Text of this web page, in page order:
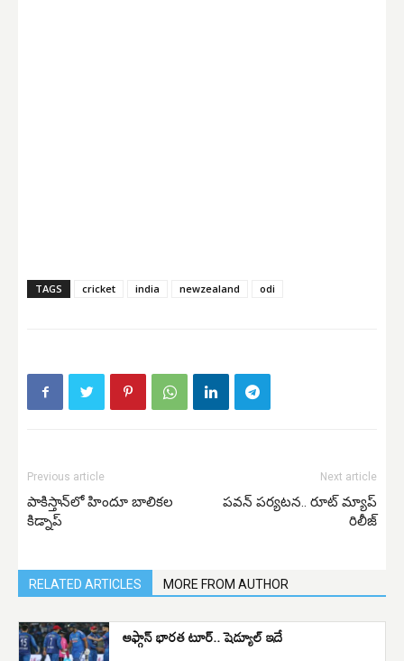
TAGS cricket india newzealand odi
Previous article
పాకిస్తాన్‌లో హిందూ బాలికల
కిడ్నాప్‌
Next article
పవన్ పర్యటన.. రూట్ మ్యాప్
రిలీజ్
RELATED ARTICLES MORE FROM AUTHOR
ఆఫ్గాన్‌ భారత టూర్‌.. షెడ్యూల్‌ ఇదే